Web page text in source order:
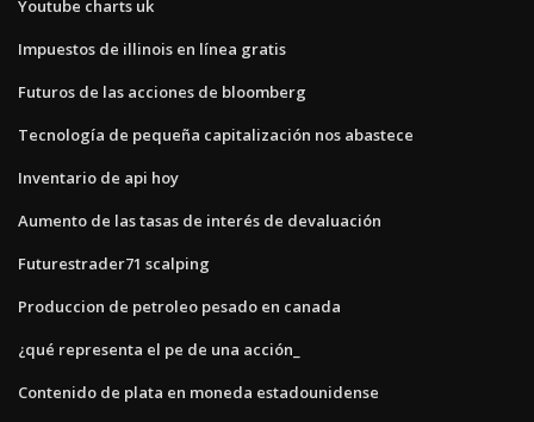
Youtube charts uk
Impuestos de illinois en línea gratis
Futuros de las acciones de bloomberg
Tecnología de pequeña capitalización nos abastece
Inventario de api hoy
Aumento de las tasas de interés de devaluación
Futurestrader71 scalping
Produccion de petroleo pesado en canada
¿qué representa el pe de una acción_
Contenido de plata en moneda estadounidense